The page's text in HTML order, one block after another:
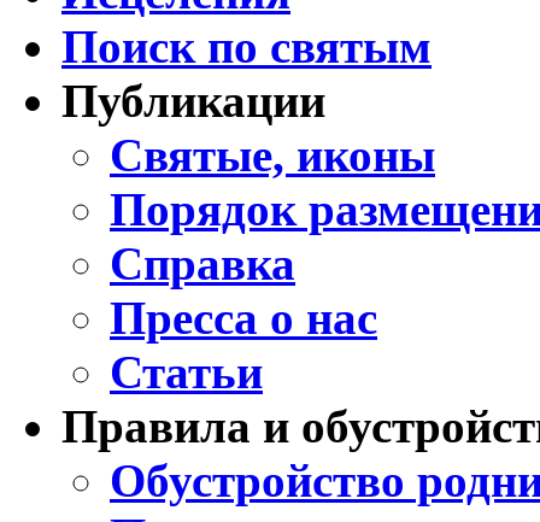
Поиск по святым
Публикации
Святые, иконы
Порядок
Справка
Пресса о нас
Статьи
Правила и
Обустройство